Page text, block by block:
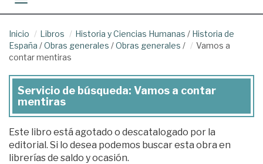
Inicio Libros Historia y Ciencias Humanas / Historia de
España /Obras generales /Obras generales /
Vamos a
contar mentiras
Servicio de búsqueda: Vamos a contar
mentiras
Este libro está agotado o descatalogado por la
editorial. Si lo desea podemos buscar esta obra en
librerías de saldo y ocasión.